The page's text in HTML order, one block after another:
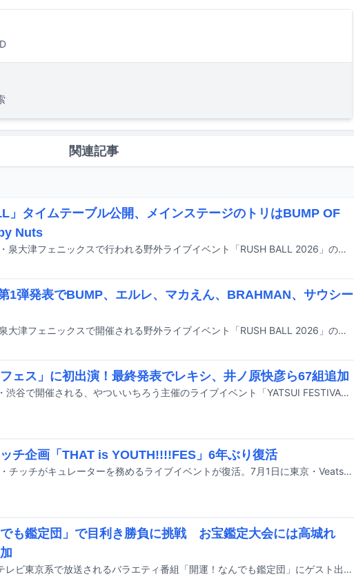
関連記事
」タイムテーブル公開、メインステージのトリはBUMP OF
Nuts
8月29日と30日に大阪・泉大津フェニックスで行われる野外ライブイベント「RUSH BALL 2026」のタイムテーブルが公開された。
1弾発表でBUMP、エルレ、マカえん、BRAHMAN、サウシー
8月29、30日に大阪・泉大津フェニックスで開催される野外ライブイベント「RUSH BALL 2026」の出演アーティスト第1弾が発表された。
ェス」に初出演！最終発表でレキシ、井ノ原快彦ら67組追加
6月20日と21日に東京・渋谷で開催される、やついいちろう主催のライブイベント「YATSUI FESTIVAL! 2026」の出演アーティスト最終発表が行われた。
チ企画「THAT is YOUTH!!!!FES」6年ぶり復活
元BiSHのセントチヒロ・チッチがキュレーターを務めるライブイベントが復活。7月1日に東京・Veats Shibuyaで「THAT is YOUTH!!!!FES vol.3」が開催されることが決定した。
も鑑定団」で目利き勝負に挑戦 お宝鑑定大会には高城れ
あのが明日3月24日にテレビ東京系で放送されるバラエティ番組「開運！なんでも鑑定団」にゲスト出演する。